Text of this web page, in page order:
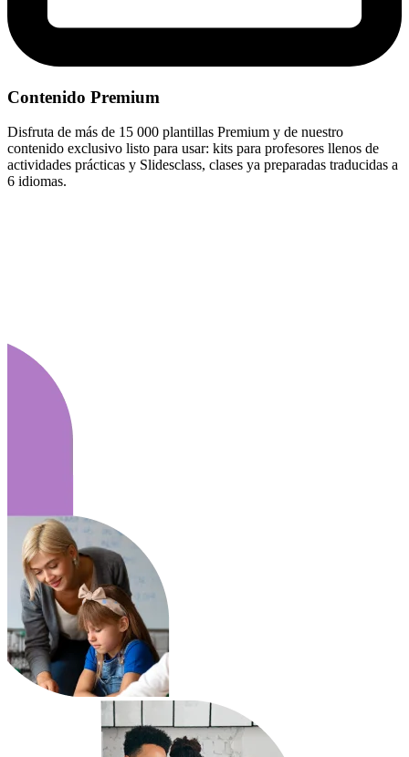
Contenido Premium
Disfruta de más de 15 000 plantillas Premium y de nuestro
contenido exclusivo listo para usar: kits para profesores llenos de
actividades prácticas y Slidesclass, clases ya preparadas traducidas a
6 idiomas.